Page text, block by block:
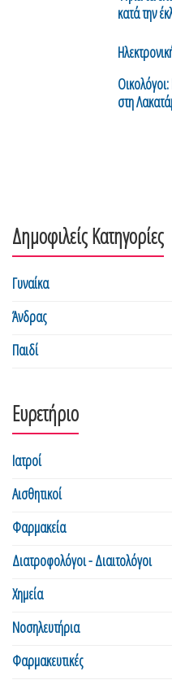
κατά την
στη
Δημοφιλείς Κατηγορίες
Γυναίκα
Άνδρας
Παιδί
Ευρετήριο
Ιατροί
Αισθητικοί
Φαρμακεία
Διατροφολόγοι - Διαιτολόγοι
Χημεία
Νοσηλευτήρια
Φαρμακευτικές